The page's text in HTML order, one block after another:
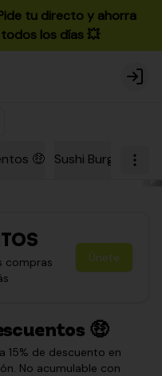
Pide tu directo y ahorra
los días 💥
Login
🤑 Sushi Burgers
compras
Únete
🤑
15% de descuento en
No acumulable con